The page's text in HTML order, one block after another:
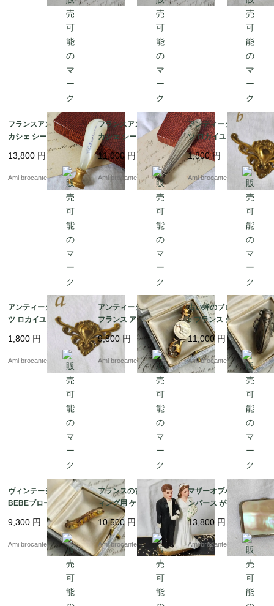
フランスアンティーク
カシェ シーリングスタ
ンプ マザーオブパール
19世紀
13,800 円
Ami brocante
フランスアンティーク
カシェ シーリングスタ
ンプ ロカイユ シルバー
プレート
11,000 円
Ami brocante
アンティーク真鍮パー
ツ ロカイユ 幅7.5?p b
1,800円
Ami brocante
アンティーク真鍮パー
ツ ロカイユ 幅7.5?p a
1,800 円
Ami brocante
アンティークブローチ
フランス アールヌーボ
ー マルカジット
9,800 円
Ami brocante
古い蝉のブローチ cigal
e フランス シルバーカ
ラー ヴィンテージブロ
ーチ
11,000 円
Ami brocante
ヴィンテージブローチ
BEBEブローチ ゴール
9,300 円
Ami brocante
フランスの古いウエデ
ィング用 ケーキトッパ
ー
10,500 円
Ami brocante
マザーオブパール コイ
ンパース がま口 フラン
スアンティーク
13,800 円
Ami brocante